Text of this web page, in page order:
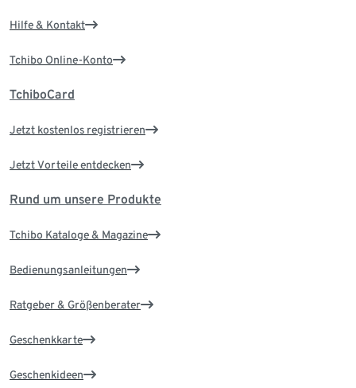
Hilfe & Kontakt
Tchibo Online-Konto
TchiboCard
Jetzt kostenlos registrieren
Jetzt Vorteile entdecken
Rund um unsere Produkte
Tchibo Kataloge & Magazine
Bedienungsanleitungen
Ratgeber & Größenberater
Geschenkkarte
Geschenkideen